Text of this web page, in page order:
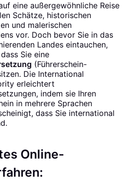
eine außergewöhnliche Reise
Schätze, historischen
und malerischen
vor. Doch bevor Sie in das
Landes eintauchen,
Sie eine
(Führerschein-
Die International
erleichtert
indem sie Ihren
in mehrere Sprachen
dass Sie international
Online-